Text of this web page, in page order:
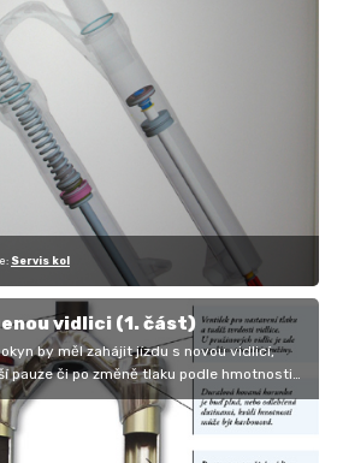
Servis kol
vidlici (1. část)
by měl zahájit jízdu s novou vidlicí,
pauze či po změně tlaku podle hmotnosti…